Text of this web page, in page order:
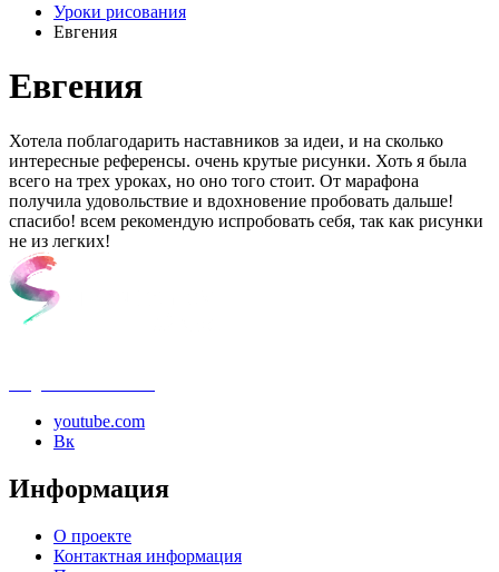
Уроки рисования
Евгения
Евгения
Хотела поблагодарить наставников за идеи, и на сколько
интересные референсы. очень крутые рисунки. Хоть я была
всего на трех уроках, но оно того стоит. От марафона
получила удовольствие и вдохновение пробовать дальше!
спасибо! всем рекомендую испробовать себя, так как рисунки
не из легких!
youtube.com
Вк
Информация
О проекте
Контактная информация